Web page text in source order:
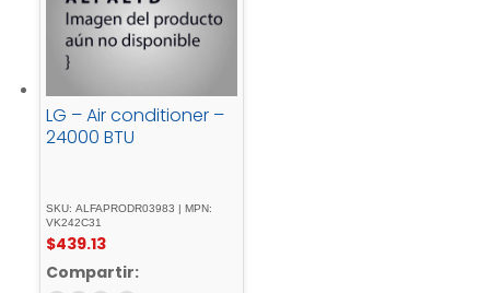
LG – Air conditioner –
24000 BTU
SKU: ALFAPRODR03983 | MPN:
VK242C31
$439.13
Compartir: